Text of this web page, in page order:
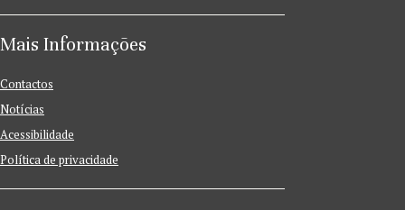
Mais Informações
Contactos
Notícias
Acessibilidade
Política de privacidade